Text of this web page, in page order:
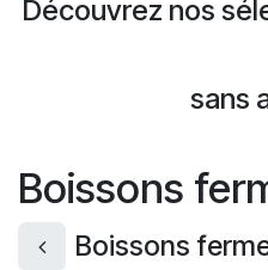
Découvrez nos
sans
Boissons
Boissons